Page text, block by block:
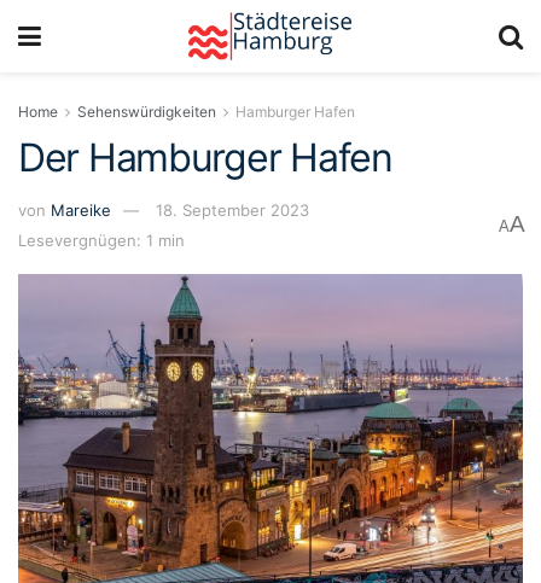
Home Sehenswürdigkeiten Hamburger Hafen
Der Hamburger Hafen
von Mareike
18. September 2023
Lesevergnügen: 1 min
AA